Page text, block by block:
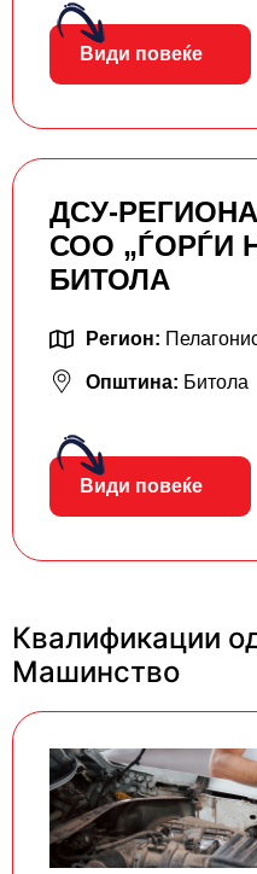
Види повеќе
ДСУ-
СОО „ЃОРЃИ
БИТОЛА
Регион:
Општина: Битола
Види повеќе
Квалификации
Машинство